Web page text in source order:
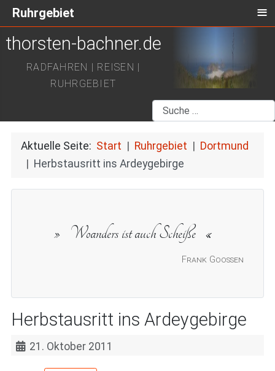
thorsten-bachner.de
RADFAHREN | REISEN |
RUHRGEBIET
Suchen
Aktuelle Seite: Start Ruhrgebiet
Dortmund
Herbstausritt ins Ardeygebirge
Frank Goossen
Woanders ist auch Scheiße
Herbstausritt ins Ardeygebirge
21. Oktober 2011
Ruhrgebiet ≡